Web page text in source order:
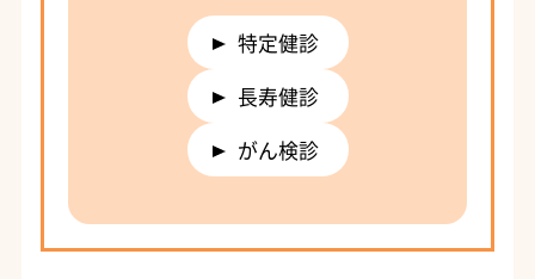
特定健診
長寿健診
がん検診